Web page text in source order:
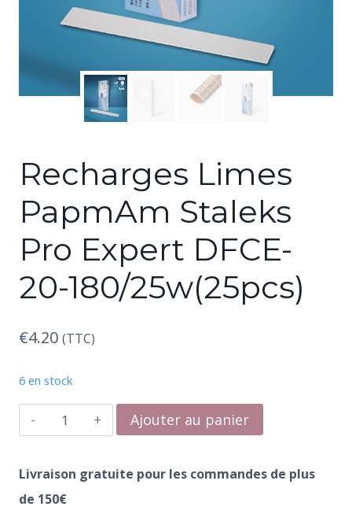
Recharges Limes
PapmAm Staleks
Pro Expert DFCE-
20-180/25w(25pcs)
€4.20 (TTC)
6 en stock
quantité
de
Recharges
Limes
Ajouter au panier
Livraison gratuite pour les commandes de plus
de 150€